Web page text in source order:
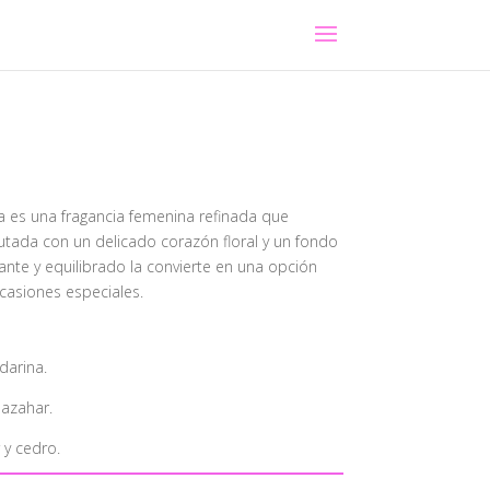
es una fragancia femenina refinada que
con un delicado corazón floral y un fondo
y equilibrado la convierte en una opción
especiales.
cedro.